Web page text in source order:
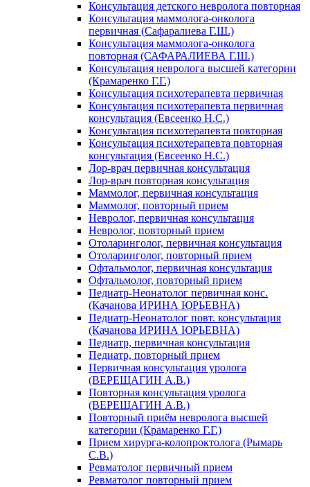
Консультация детского невролога повторная
Консультация маммолога-онколога
первичная (Сафаралиева Г.Ш.)
Консультация маммолога-онколога
повторная (САФАРАЛИЕВА Г.Ш.)
Консультация невролога высшей категории
(Крамаренко Г.Г.)
Консультация психотерапевта первичная
Консультация психотерапевта первичная
консультация (Евсеенко Н.С.)
Консультация психотерапевта повторная
Консультация психотерапевта повторная
консультация (Евсеенко Н.С.)
Лор-врач первичная консультация
Лор-врач повторная консультация
Маммолог, первичная консультация
Маммолог, повторный прием
Невролог, первичная консультация
Невролог, повторный прием
Отоларинголог, первичная консультация
Отоларинголог, повторный прием
Офтальмолог, первичная консультация
Офтальмолог, повторный прием
Педиатр-Неонатолог первичная конс.
(Качанова ИРИНА ЮРЬЕВНА)
Педиатр-Неонатолог повт. консультация
(Качанова ИРИНА ЮРЬЕВНА)
Педиатр, первичная консультация
Педиатр, повторный прием
Первичная консультация уролога
(ВЕРЕЩАГИН А.В.)
Повторная консультация уролога
(ВЕРЕЩАГИН А.В.)
Повторный приём невролога высшей
категории (Крамаренко Г.Г.)
Прием хирурга-колопроктолога (Рымарь
С.В.)
Ревматолог первичный прием
Ревматолог повторный прием